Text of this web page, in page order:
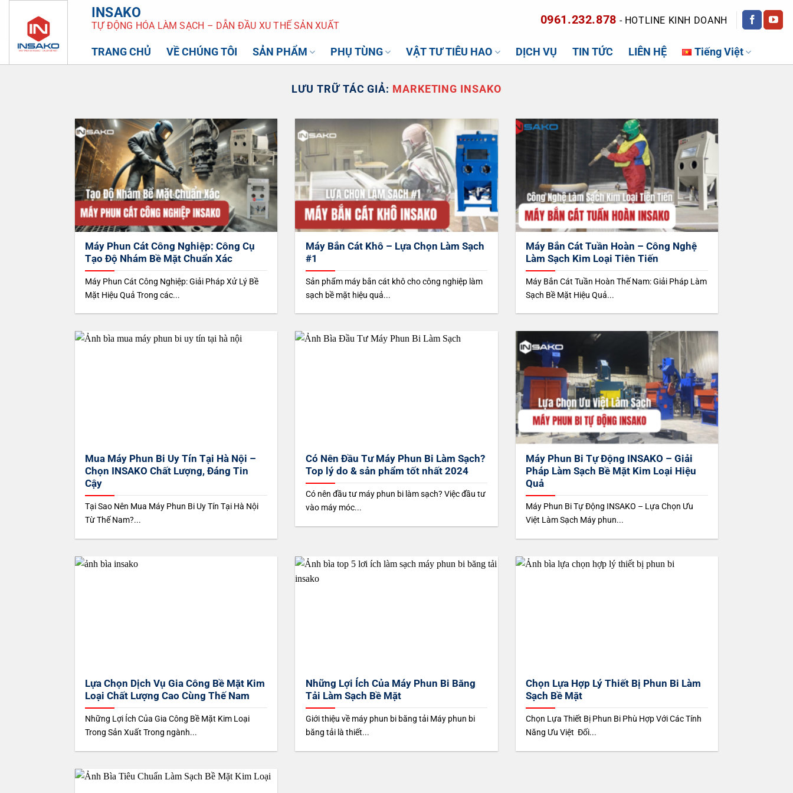
dung
INSAKO
TỰ ĐỘNG HÓA LÀM SẠCH – DẪN ĐẦU XU THẾ SẢN XUẤT 0961.232.878
TRANG CHỦ VỀ CHÚNG TÔI SẢN PHẨM PHỤ TÙNG VẬT TƯ TIÊU HAO DỊCH VỤ TIN TỨC LIÊN HỆ Tiếng Việt
LƯU TRỮ TÁC GIẢ: MARKETING INSAKO
Máy Phun Cát Công Nghiệp: Công Cụ
Tạo Độ Nhám Bề Mặt Chuẩn Xác
Máy Phun Cát Công Nghiệp: Giải Pháp Xử Lý Bề
Mặt Hiệu Quả Trong các...
Máy Bắn Cát Khô – Lựa Chọn Làm Sạch
#1
Sản phẩm máy bắn cát khô cho công nghiệp làm
sạch bề mặt hiệu quả...
Máy Bắn Cát Tuần Hoàn – Công Nghệ
Làm Sạch Kim Loại Tiên Tiến
Máy Bắn Cát Tuần Hoàn Thế Nam: Giải Pháp Làm
Sạch Bề Mặt Hiệu Quả...
Mua Máy Phun Bi Uy Tín Tại Hà Nội –
Chọn INSAKO Chất Lượng, Đáng Tin
Cậy
Tại Sao Nên Mua Máy Phun Bi Uy Tín Tại Hà Nội
Từ Thế Nam?...
Có Nên Đầu Tư Máy Phun Bi Làm Sạch?
Top lý do & sản phẩm tốt nhất 2024
Có nên đầu tư máy phun bi làm sạch? Việc đầu tư
vào máy móc...
Máy Phun Bi Tự Động INSAKO – Giải
Pháp Làm Sạch Bề Mặt Kim Loại Hiệu
Quả
Máy Phun Bi Tự Động INSAKO – Lựa Chọn Ưu
Việt Làm Sạch Máy phun...
Lựa Chọn Dịch Vụ Gia Công Bề Mặt Kim
Loại Chất Lượng Cao Cùng Thế Nam
Những Lợi Ích Của Gia Công Bề Mặt Kim Loại
Trong Sản Xuất Trong ngành...
Những Lợi Ích Của Máy Phun Bi Băng
Tải Làm Sạch Bề Mặt
Giới thiệu về máy phun bi băng tải Máy phun bi
băng tải là thiết...
Chọn Lựa Hợp Lý Thiết Bị Phun Bi Làm
Sạch Bề Mặt
Chọn Lựa Thiết Bị Phun Bi Phù Hợp Với Các Tính
Năng Ưu Việt Đối...